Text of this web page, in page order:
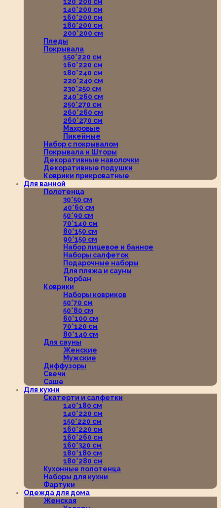
140*200 см
160*200 см
180*200 см
200*200 см
Пледы
Покрывала
150*220 см
160*220 см
180*240 см
220*240 см
230*250 см
240*260 см
250*270 см
260*260 см
260*270 см
Махровые
Пикейные
Набор с покрывалом
Покрывала и Шторы
Декоративные наволочки
Декоративные подушки
Коврики прикроватные
Для ванной
Полотенца
30*50 см
40*60 см
50*90 см
70*140 см
80*150 см
90*150 см
Набор лицевое и банное
Наборы салфеток
Подарочные наборы
Для пляжа и сауны
Тюрбан
Коврики
Наборы ковриков
50*70 см
50*80 см
60*100 см
70*120 см
80*140 см
Для сауны
Женские
Мужские
Диффузоры
Свечи
Саше
Для кухни
Скатерти и салфетки
140*180 см
140*220 см
150*220 см
160*220 см
160*260 см
160*320 см
180*180 см
180*280 см
Кухонные полотенца
Наборы для кухни
Фартуки
Одежда для дома
Женская